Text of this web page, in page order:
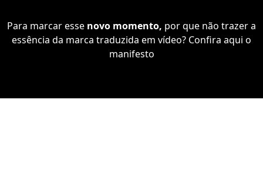
Para marcar esse novo momento, por que não trazer a
essência da marca traduzida em vídeo? Confira aqui o
manifesto